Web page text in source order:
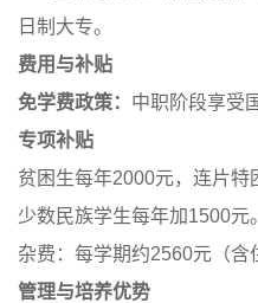
日制大专。
费用与补贴
免学费政策： 中职阶段享受
专项补贴
贫困生每年2000元，连片特
少数民族学生每年加1500元。
杂费：每学期约2560元（含
管理与培养优势